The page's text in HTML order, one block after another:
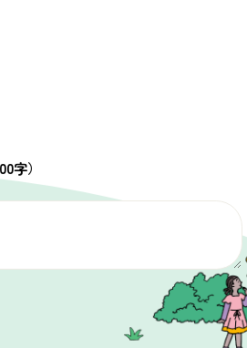
の中から一部公開しています。
字）